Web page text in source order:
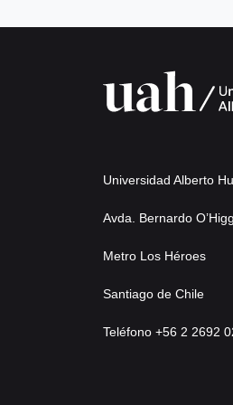
Universidad Alberto
Avda. Bernardo
Metro Los Héroes
Santiago de Chile
Teléfono +56 2 2692